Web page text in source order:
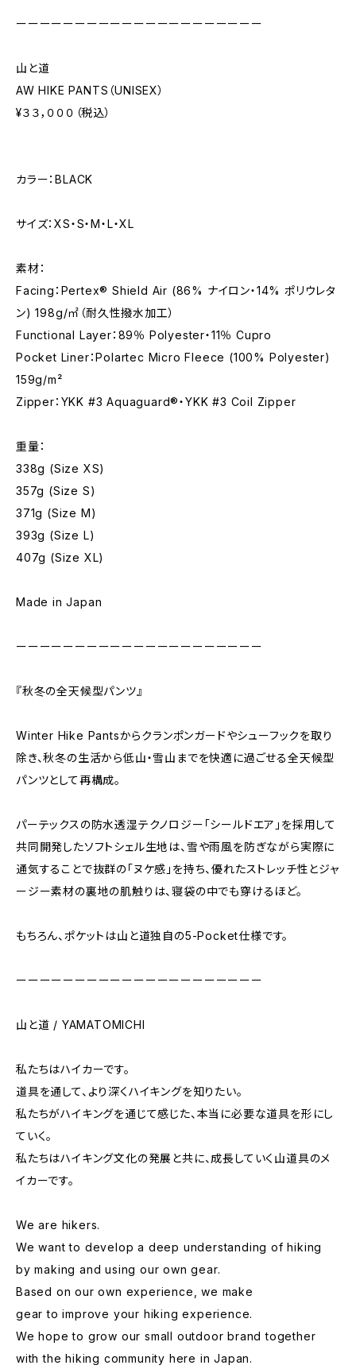
ーーーーーーーーーーーーーーーーーーーーー
山と道
AW HIKE PANTS（UNISEX）
¥３３，０００（税込）
カラー：BLACK
サイズ：XS・S・M・L・XL
素材：
Facing：Pertex®︎ Shield Air (86% ナイロン・14% ポリウレタ
ン) 198g/㎡（耐久性撥水加工）
Functional Layer：89％ Polyester・11％ Cupro
Pocket Liner：Polartec Micro Fleece (100% Polyester)
159g/m²
Zipper：YKK #3 Aquaguard®︎・YKK #3 Coil Zipper
重量：
338g (Size XS)
357g (Size S)
371g (Size M)
393g (Size L)
407g (Size XL)
Made in Japan
ーーーーーーーーーーーーーーーーーーーーー
『秋冬の全天候型パンツ』
Winter Hike Pantsからクランポンガードやシューフックを取り
除き、秋冬の生活から低山・雪山までを快適に過ごせる全天候型
パンツとして再構成。
パーテックスの防水透湿テクノロジー「シールドエア」を採用して
共同開発したソフトシェル生地は、雪や雨風を防ぎながら実際に
通気することで抜群の「ヌケ感」を持ち、優れたストレッチ性とジャ
ージー素材の裏地の肌触りは、寝袋の中でも穿けるほど。
もちろん、ポケットは山と道独自の5-Pocket仕様です。
ーーーーーーーーーーーーーーーーーーーーー
山と道 / YAMATOMICHI
私たちはハイカーです。
道具を通して、より深くハイキングを知りたい。
私たちがハイキングを通じて感じた、本当に必要な道具を形にし
ていく。
私たちはハイキング文化の発展と共に、成長していく山道具のメ
イカーです。
We are hikers.
We want to develop a deep understanding of hiking
by making and using our own gear.
Based on our own experience, we make
gear to improve your hiking experience.
We hope to grow our small outdoor brand together
with the hiking community here in Japan.